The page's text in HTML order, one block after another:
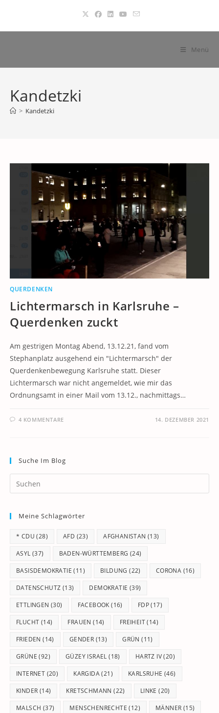
springen
Menü
Kandetzki
> Kandetzki
QUERDENKEN
Lichtermarsch in Karlsruhe –
Querdenken zuckt
Am gestrigen Montag Abend, 13.12.21, fand vom
Stephanplatz ausgehend ein "Lichtermarsch" der
Querdenkenbewegung Karlsruhe statt. Dieser
Lichtermarsch war nicht angemeldet, wie mir das
Ordnungsamt in einer Mail vom 13.12., nachmittags…
4 KOMMENTARE 14. DEZEMBER 2021
Suche Im Blog
Meine Schlagwörter
* CDU (28) AFD (23) AFGHANISTAN (13)
ASYL (37) BADEN-WÜRTTEMBERG (24)
BASISDEMOKRATIE (11) BILDUNG (22) CORONA (16)
DATENSCHUTZ (13) DEMOKRATIE (39)
ETTLINGEN (30) FACEBOOK (16) FDP(17)
FLUCHT (14) FRAUEN (14) FREIHEIT(14)
FRIEDEN (14) GENDER (13) GRÜN (11)
GRÜNE (92) GÜZEY ISRAEL (18) HARTZ IV(20)
INTERNET (20) KARGIDA(21) KARLSRUHE (46)
KINDER (14) KRETSCHMANN (22) LINKE (20)
MALSCH (37) MENSCHENRECHTE (12) MÄNNER (15)